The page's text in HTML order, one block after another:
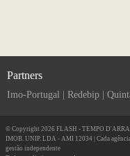
Partners
Imo-Portugal Redebip
© Copyright 2026 FLASH - TEMPO
IMOB. UNIP. LDA - AMI 12034 | Cada
gestão independente